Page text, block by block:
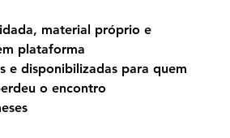
material próprio e
plataforma
e disponibilizadas para quem
o encontro